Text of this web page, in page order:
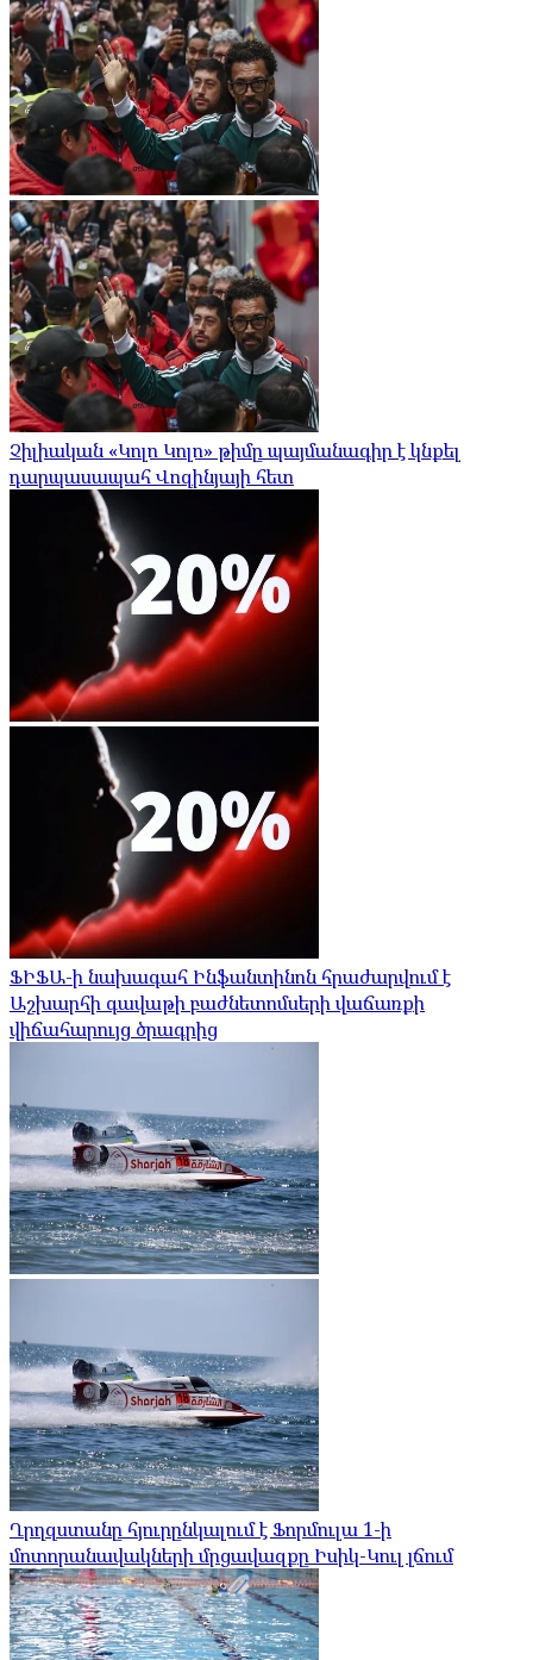
Չիլիական «Կոլո Կոլո» թիմը պայմանագիր է կնքել
դարպասապահ Վոզինյայի հետ
ՖԻՖԱ-ի նախագահ Ինֆանտինոն հրաժարվում է
Աշխարհի գավաթի բաժնետոմսերի վաճառքի
վիճահարույց ծրագրից
Ղրղզստանը հյուրընկալում է Ֆորմուլա 1-ի
մոտորանավակների մրցավազքը Իսիկ-Կուլ լճում